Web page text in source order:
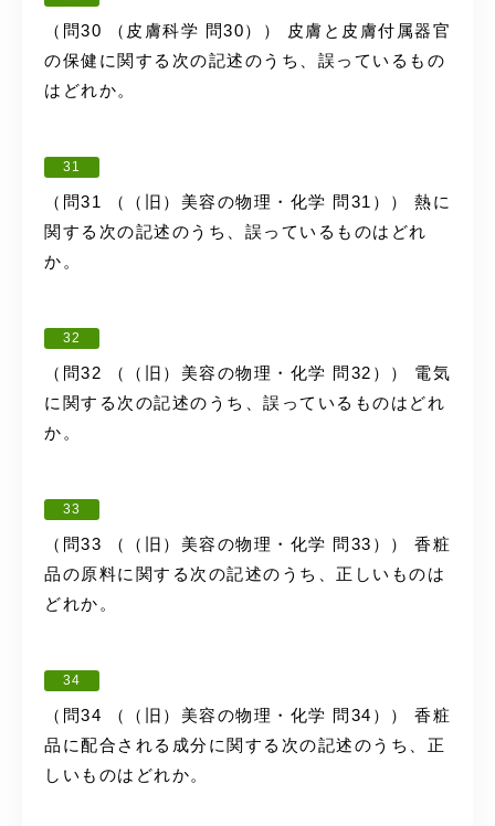
（問30 （皮膚科学 問30）） 皮膚と皮膚付属器官
の保健に関する次の記述のうち、誤っているもの
はどれか。
31
（問31 （（旧）美容の物理・化学 問31）） 熱に
関する次の記述のうち、誤っているものはどれ
か。
32
（問32 （（旧）美容の物理・化学 問32）） 電気
に関する次の記述のうち、誤っているものはどれ
か。
33
（問33 （（旧）美容の物理・化学 問33）） 香粧
品の原料に関する次の記述のうち、正しいものは
どれか。
34
（問34 （（旧）美容の物理・化学 問34）） 香粧
品に配合される成分に関する次の記述のうち、正
しいものはどれか。